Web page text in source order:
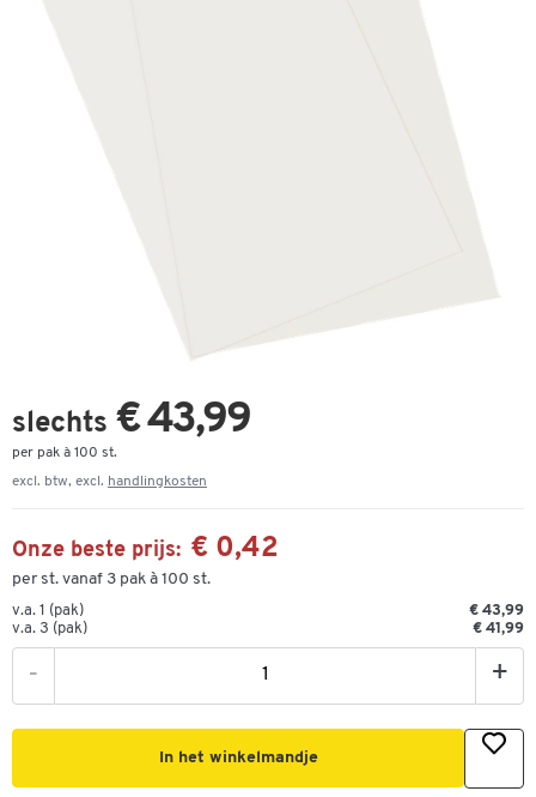
slechts € 43,99
per pak à 100 st.
excl. btw, excl. handlingkosten
Onze beste prijs: € 0,42
per st. vanaf 3 pak à 100 st.
v.a. 1 (pak)
€ 43,99
v.a. 3 (pak)
€ 41,99
- +
In het winkelmandje